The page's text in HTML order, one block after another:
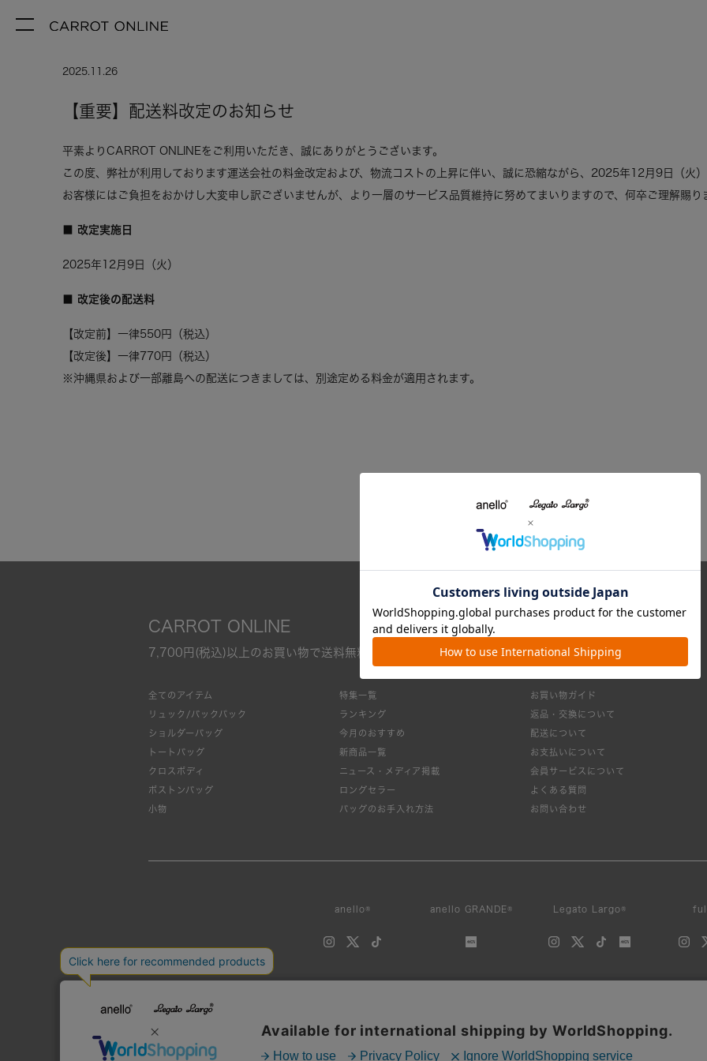
2025.11.26
【重要】配送料改定のお知らせ
平素よりCARROT ONLINEをご利用いただき、誠にありがとうございます。
この度、弊社が利用しております運送会社の料金改定および、物流コストの上昇に伴い、誠に恐縮ながら、2025年12月9日（火
お客様にはご負担をおかけし大変申し訳ございませんが、より一層のサービス品質維持に努めてまいりますので、何卒ご理解賜り
■ 改定実施日
2025年12月9日（火）
■ 改定後の配送料
【改定前】一律550円（税込）
【改定後】一律770円（税込）
※沖縄県および一部離島への配送につきましては、別途定める料金が適用されます。
CARROT ONLINE
7,700円(税込)以上のお買い物で送料無料
全てのアイテム
リュック/バックパック
ショルダーバッグ
トートバッグ
クロスボディ
ボストンバッグ
小物
特集一覧
ランキング
今月のおすすめ
新商品一覧
ニュース・メディア掲載
ロングセラー
バッグのお手入れ方法
お買い物ガイド
返品・交換について
配送について
お支払いについて
会員サービスについて
よくある質問
お問い合わせ
anello® anello GRANDE® Legato Largo®
当サイトの内容、画像などを無断で複製、転載、第三者への譲渡などを行うことを固く禁止いたします
Unauthorized reproduction, duplication, or redistribution of any images or content from this website is